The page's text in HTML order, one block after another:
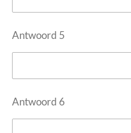
Antwoord 5
Antwoord 6